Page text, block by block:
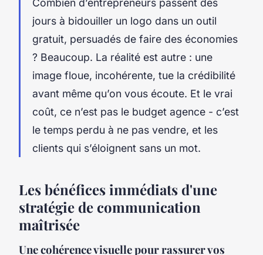
Combien d’entrepreneurs passent des
jours à bidouiller un logo dans un outil
gratuit, persuadés de faire des économies
? Beaucoup. La réalité est autre : une
image floue, incohérente, tue la crédibilité
avant même qu’on vous écoute. Et le vrai
coût, ce n’est pas le budget agence - c’est
le temps perdu à ne pas vendre, et les
clients qui s’éloignent sans un mot.
Les bénéfices immédiats d'une
stratégie de communication
maîtrisée
Une cohérence visuelle pour rassurer vos